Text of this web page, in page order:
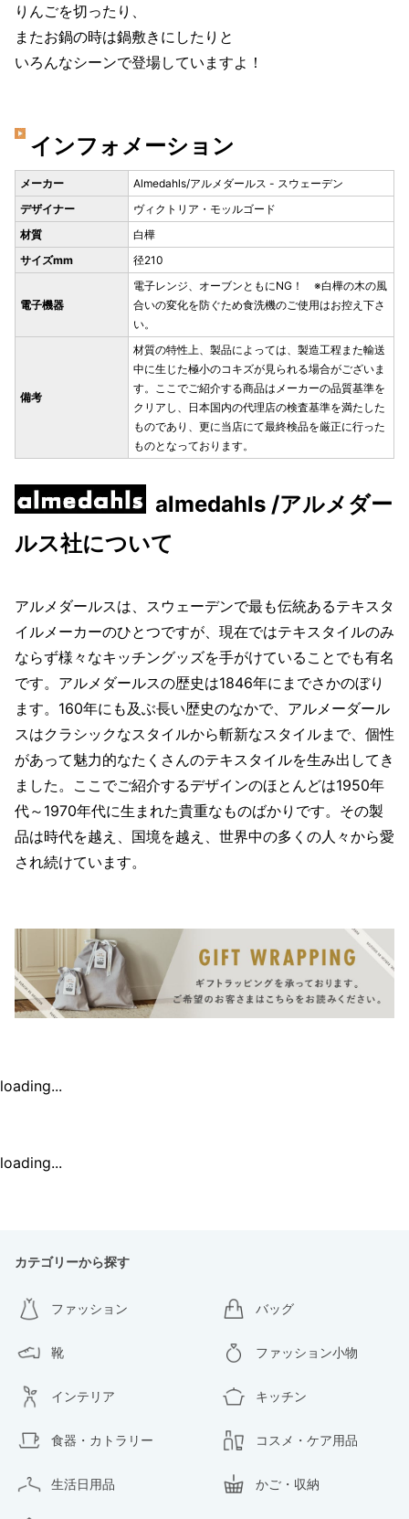
りんごを切ったり、
またお鍋の時は鍋敷きにしたりと
いろんなシーンで登場していますよ！
インフォメーション
メーカー
Almedahls/アルメダールス - スウェーデン
デザイナー
ヴィクトリア・モッルゴード
材質
白樺
サイズmm
径210
電子機器
電子レンジ、オーブンともにNG！ ※白樺の木の風
合いの変化を防ぐため食洗機のご使用はお控え下さ
い。
備考
材質の特性上、製品によっては、製造工程また輸送
中に生じた極小のコキズが見られる場合がございま
す。ここでご紹介する商品はメーカーの品質基準を
クリアし、日本国内の代理店の検査基準を満たした
ものであり、更に当店にて最終検品を厳正に行った
ものとなっております。
almedahls /アルメダー
ルス社について
アルメダールスは、スウェーデンで最も伝統あるテキスタ
イルメーカーのひとつですが、現在ではテキスタイルのみ
ならず様々なキッチングッズを手がけていることでも有名
です。アルメダールスの歴史は1846年にまでさかのぼり
ます。160年にも及ぶ長い歴史のなかで、アルメーダール
スはクラシックなスタイルから斬新なスタイルまで、個性
があって魅力的なたくさんのテキスタイルを生み出してき
ました。ここでご紹介するデザインのほとんどは1950年
代～1970年代に生まれた貴重なものばかりです。その製
品は時代を越え、国境を越え、世界中の多くの人々から愛
され続けています。
loading...
loading...
カテゴリーから探す
ファッション バッグ
靴 ファッション小物
インテリア キッチン
食器・カトラリー コスメ・ケア用品
生活日用品 かご・収納